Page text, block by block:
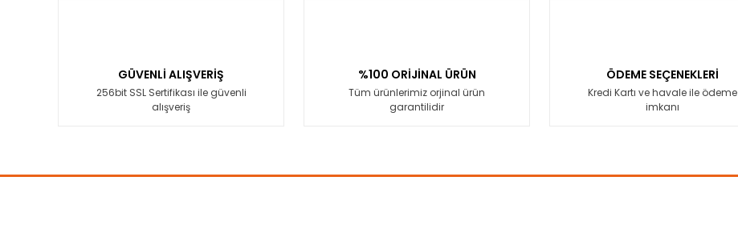
Ürün bilgilerinde hatalar bulunuyor.
Ürün fiyatı diğer sitelerden daha pahalı.
GÜVENLİ ALIŞVERİŞ
256bit SSL Sertifikası ile güvenli
alışveriş
%100 ORİJİNAL ÜRÜN
Tüm ürünlerimiz orjinal ürün
garantilidir
ÖDEME SEÇENEKLERİ
Kredi Kartı ve havale ile ödeme
imkanı